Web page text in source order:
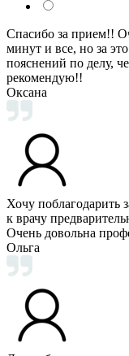
Спасибо за прием!!
минут и все, но за
пояснений по делу,
рекомендую!!
Оксана
Хочу поблагодарить
к врачу
Очень довольна
Ольга